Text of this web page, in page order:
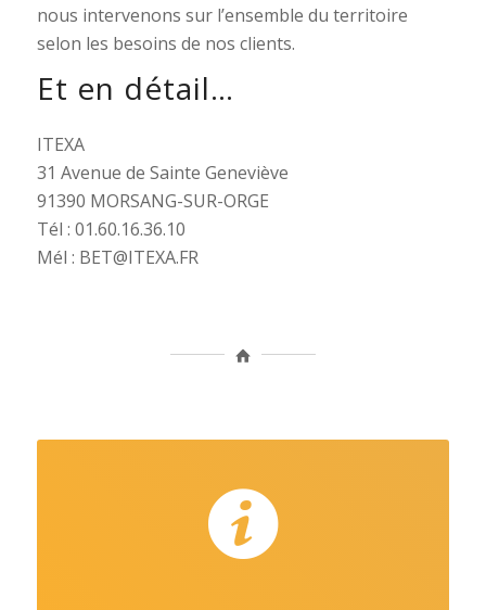
nous intervenons sur l’ensemble du territoire
selon les besoins de nos clients.
Et en détail…
ITEXA
31 Avenue de Sainte Geneviève
91390 MORSANG-SUR-ORGE
Tél : 01.60.16.36.10
Mél : BET@ITEXA.FR